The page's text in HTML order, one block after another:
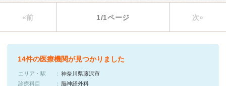
«前 1/1ページ 次»
14件の医療機関が見つかりました
エリア・駅
神奈川県藤沢市
診療科目
脳神経外科